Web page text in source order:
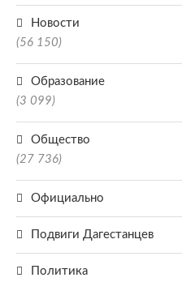
Новости
(56 150)
Образование
(3 099)
Общество
(27 736)
Официально
Подвиги Дагестанцев
Политика